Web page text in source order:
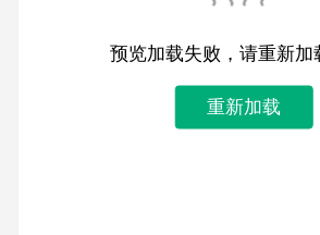
预览加载失败，请重新加
重新加载